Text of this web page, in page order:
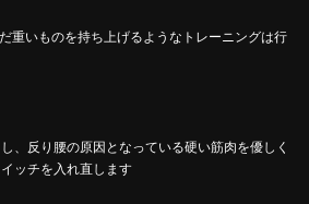
重いものを持ち上げるようなトレーニングは行
、反り腰の原因となっている硬い筋肉を優しく
ッチを入れ直します